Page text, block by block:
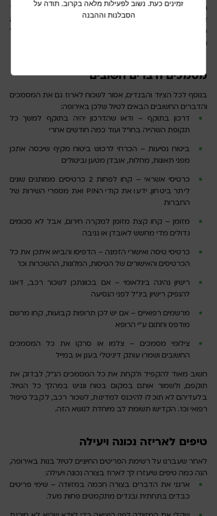
גאדג’טים ואביזרים מתאימים יעזרו לכן להישאר מחוברות, לתעד
את החוויות, ולהפוך את הטיול למהנה ונוח יותר. שקלו בקפידה
מה לקחת ומה ניתן להשאיר בבית, כדי לא להעמיס יתר על
המידה.
מסמכים ודברים חשובים
בנוסף לכל הציוד והבגדים, אסור לשכוח לארוז גם את המסמכים
והדברים החשובים הבאים לטיול שלכן באירופה:
דרכון בתוקף – ודאו שהדרכון יהיה בתוקף למשך כל
תקופת השהייה בחו”ל ועוד כמה חודשים אחרי
ביטוח נסיעות – הכרחי לרכוש ביטוח מקיף שיכסה אתכן
מפני תאונות, מחלות, אובדן מטען וביטולים
כרטיסי אשראי – קחו לפחות 2 כרטיסים ממותגים שונים
ליתר ביטחון. ידעו את קודי הPIN ואת מספרי השירות של
החברות
מזומן – קחו קצת מזומן למקרה חירום, אבל לא סכומים
גדולים מדי מחשש לאובדן או גניבה
כרטיסי טיסה ואישורי הזמנה – הדפיסו והביאו איתכן את כל
הכרטיסים והאישורים של הטיסות, המלונות, ההשכרות וכו’
רישיון נהיגה בינלאומי – אם בכוונתכן לשכור רכב, דאגו
להנפיק רישיון בינ”ל לפני הנסיעה
מרשמים רפואיים – אם יש לכן תרופות קבועות, קחו מרשם
מודפס וחתום ע”י הרופא
צילומי מסמכים – צלמו או סרקו את כל המסמכים
החשובים ושמרו עותק דיגיטלי בענן או במייל
חשוב מאוד להקפיד ולקחת את כל המסמכים הנ”ל, לבדוק את
תוקפם, ולשמור אותם במקום בטוח ונגיש במהלך כל הטיול.
בלעדיהם לא תוכלו להיכנס למדינות, לשכור רכב, לקבל טיפול
רפואי וכו’. הקדישו תשומת לב מיוחדת לנושא הזה.
טיפים לאריזה נכונה ויעילה
לאחר שעברנו על רשימת הפריטים החיוניים לטיול בנות באירופה,
הנה כמה טיפים שיעזרו לך לארוז בצורה נכונה ויעילה:
ארגני את הדברים בצורה חכמה במזוודה – שימי פריטים
כבדים בתחתית ובגדים מתקמטים פחות מעל.
זמינים כעת. נשוב לפעילות מלאה בקרוב. תודה על
הסבלנות וההבנה